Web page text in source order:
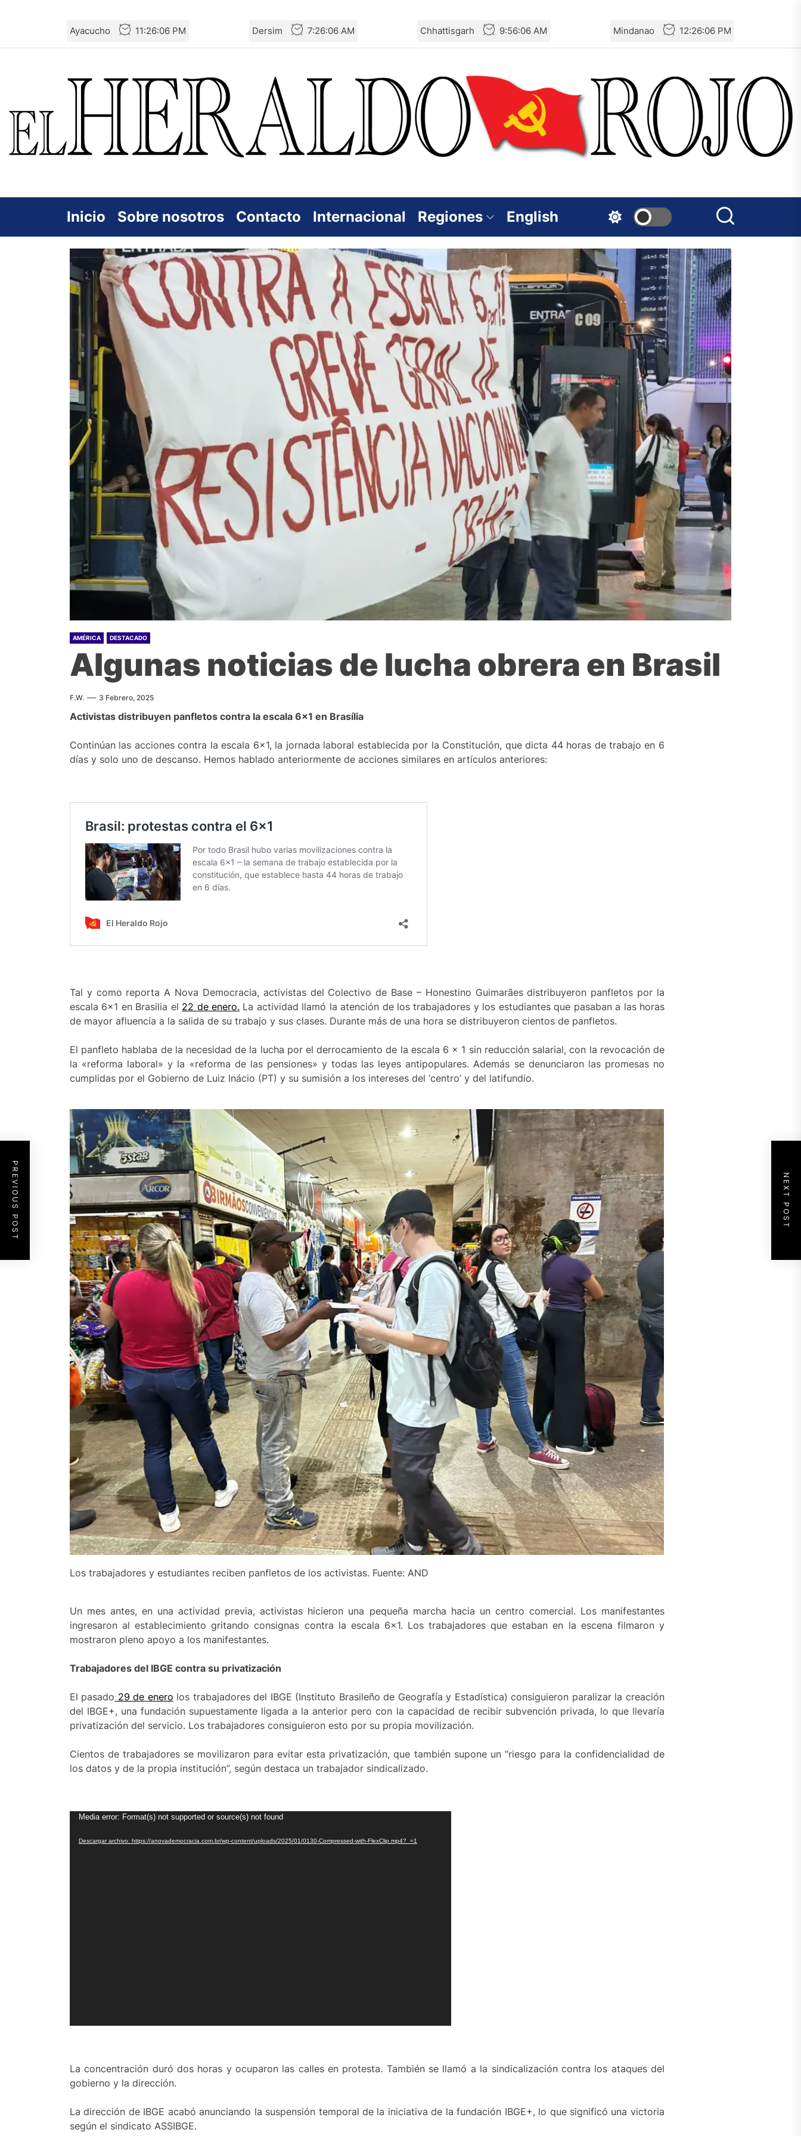
the
Ayacucho 11:26:08 PM Dersim 7:26:08 AM Chhattisgarh 9:56:08 AM Mindanao 12:26:08 PM
Inicio Sobre nosotros Contacto Internacional Regiones English
AMÉRICA DESTACADO
Algunas noticias de lucha obrera en Brasil
F.W. 3 Febrero, 2025
Activistas distribuyen panfletos contra la escala 6×1 en Brasília
Continúan las acciones contra la escala 6×1, la jornada laboral establecida por la Constitución, que dicta 44 horas de trabajo en 6
días y solo uno de descanso. Hemos hablado anteriormente de acciones similares en artículos anteriores:
Tal y como reporta A Nova Democracia, activistas del Colectivo de Base – Honestino Guimarães distribuyeron panfletos por la
escala 6×1 en Brasilia el 22 de enero. La actividad llamó la atención de los trabajadores y los estudiantes que pasaban a las horas
de mayor afluencia a la salida de su trabajo y sus clases. Durante más de una hora se distribuyeron cientos de panfletos.
El panfleto hablaba de la necesidad de la lucha por el derrocamiento de la escala 6 × 1 sin reducción salarial, con la revocación de
la «reforma laboral» y la «reforma de las pensiones» y todas las leyes antipopulares. Además se denunciaron las promesas no
cumplidas por el Gobierno de Luiz Inácio (PT) y su sumisión a los intereses del ‘centro’ y del latifundio.
Los trabajadores y estudiantes reciben panfletos de los activistas. Fuente: AND
Un mes antes, en una actividad previa, activistas hicieron una pequeña marcha hacia un centro comercial. Los manifestantes
ingresaron al establecimiento gritando consignas contra la escala 6×1. Los trabajadores que estaban en la escena filmaron y
mostraron pleno apoyo a los manifestantes.
Trabajadores del IBGE contra su privatización
El pasado 29 de enero los trabajadores del IBGE (Instituto Brasileño de Geografía y Estadística) consiguieron paralizar la creación
del IBGE+, una fundación supuestamente ligada a la anterior pero con la capacidad de recibir subvención privada, lo que llevaría
privatización del servicio. Los trabajadores consiguieron esto por su propia movilización.
Cientos de trabajadores se movilizaron para evitar esta privatización, que también supone un “riesgo para la confidencialidad de
los datos y de la propia institución”, según destaca un trabajador sindicalizado.
Reproductor
vídeo
Media error: Format(s) not supported or source(s) not found
Descargar archivo: https://anovademocracia.com.br/wp-content/uploads/2025/01/0130-Compressed-with-FlexClip.mp4?_=1
La concentración duró dos horas y ocuparon las calles en protesta. También se llamó a la sindicalización contra los ataques del
gobierno y la dirección.
La dirección de IBGE acabó anunciando la suspensión temporal de la iniciativa de la fundación IBGE+, lo que significó una victoria
según el sindicato ASSIBGE.
PREVIOUS POST NEXT POST